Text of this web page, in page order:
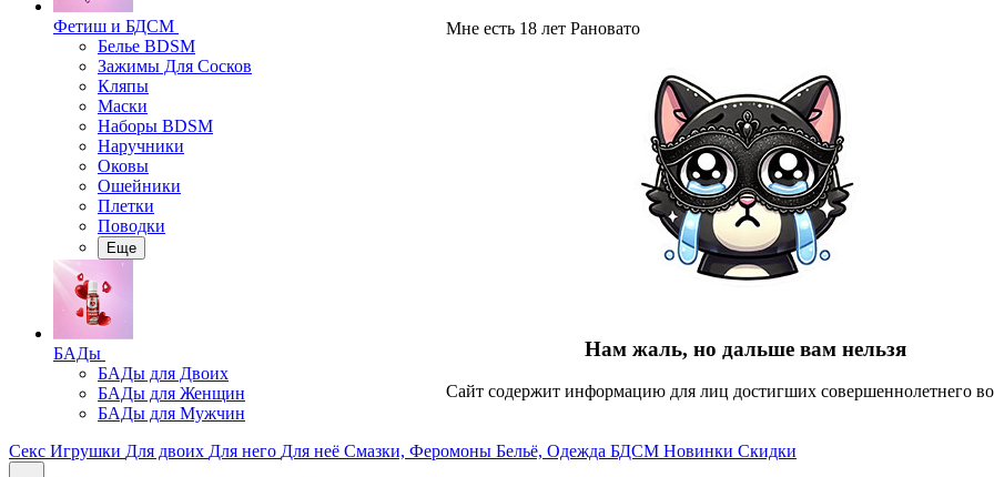
Фетиш и БДСМ
Белье BDSM
Зажимы Для Сосков
Кляпы
Маски
Наборы BDSM
Наручники
Оковы
Ошейники
Плетки
Поводки
Еще
БАДы
БАДы для Двоих
БАДы для Женщин
БАДы для Мужчин
Секс Игрушки Для двоих Для него Для неё Смазки, Феромоны Бельё, Одежда БДСМ Новинки Скидки
Мне есть 18 лет Рановато
Нам жаль, но дальше вам нельзя
Сайт содержит информацию для лиц достигших совершеннолетнего